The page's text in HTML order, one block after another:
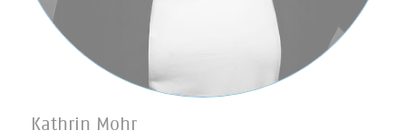
Kathrin Mohr